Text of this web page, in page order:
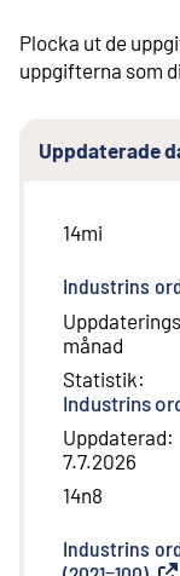
Plocka ut de
uppgifterna som
Uppdaterade
14mi
Industrins
månad
Statistik:
Industrins
Uppdaterad:
7.7.2026
14n8
Industrins